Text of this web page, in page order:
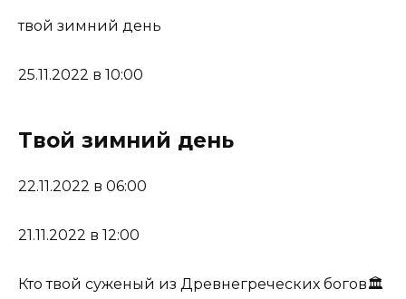
твой зимний день
25.11.2022 в 10:00
Твой зимний день
22.11.2022 в 06:00
21.11.2022 в 12:00
Кто твой суженый из Древнегреческих богов🏛